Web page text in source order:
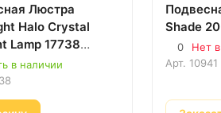
Люстра
Halo Crystal
Lamp 17738
400 мм
в наличии
Shade 20
0
Нет
Арт. 10941